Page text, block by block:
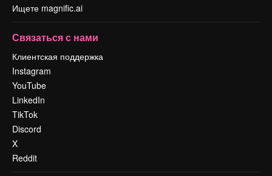
Ищете magnific.ai
Связаться с нами
Клиентская поддержка
Instagram
YouTube
LinkedIn
TikTok
Discord
X
Reddit